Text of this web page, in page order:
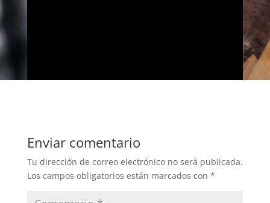
Enviar comentario
Tu dirección de correo electrónico no será publicada.
Los campos obligatorios están marcados con *